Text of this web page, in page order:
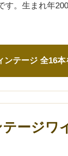
す。生まれ年
ンテージ 全16
ージワ